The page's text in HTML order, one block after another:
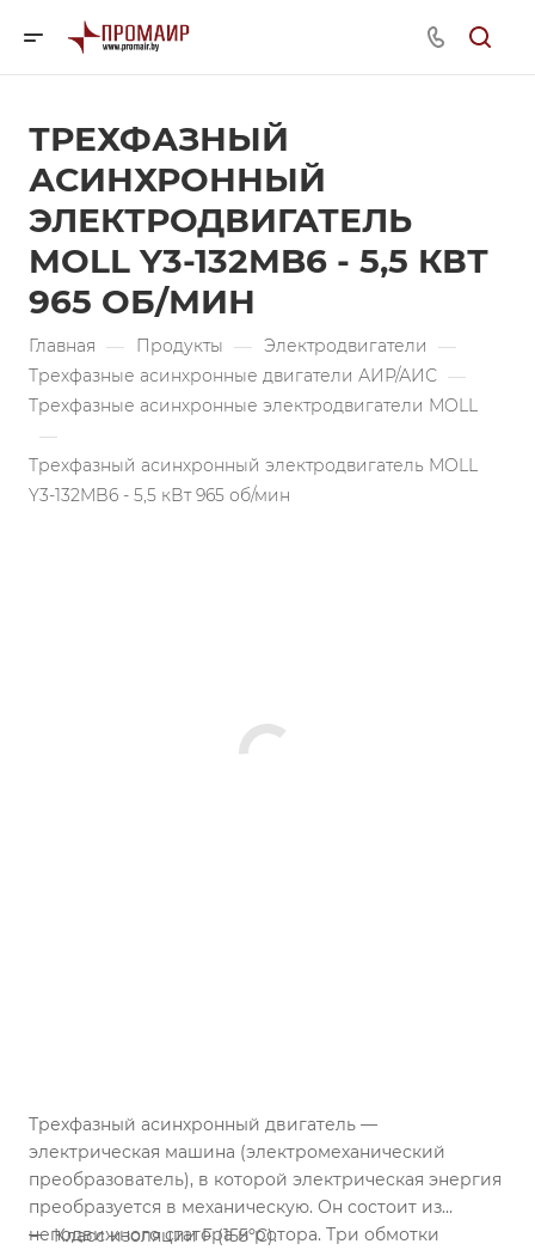
ТРЕХФАЗНЫЙ
АСИНХРОННЫЙ
ЭЛЕКТРОДВИГАТЕЛЬ
MOLL Y3-132MB6 - 5,5 КВТ
965 ОБ/МИН
Главная — Продукты — Электродвигатели —
Трехфазные асинхронные двигатели АИР/АИС —
Трехфазные асинхронные электродвигатели MOLL
—
Трехфазный асинхронный электродвигатель MOLL
Y3-132MB6 - 5,5 кВт 965 об/мин
Трехфазный асинхронный двигатель —
электрическая машина (электромеханический
преобразователь), в которой электрическая энергия
преобразуется в механическую. Он состоит из
неподвижного статора и ротора. Три обмотки
Класс изоляции F (155ºС).